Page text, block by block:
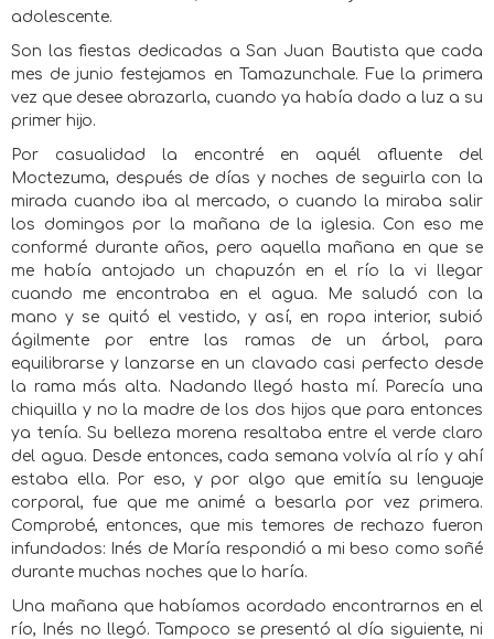
adolescente.
Son las fiestas dedicadas a San Juan Bautista que cada
mes de junio festejamos en Tamazunchale. Fue la primera
vez que desee abrazarla, cuando ya había dado a luz a su
primer hijo.
Por casualidad la encontré en aquél afluente del
Moctezuma, después de días y noches de seguirla con la
mirada cuando iba al mercado, o cuando la miraba salir
los domingos por la mañana de la iglesia. Con eso me
conformé durante años, pero aquella mañana en que se
me había antojado un chapuzón en el río la vi llegar
cuando me encontraba en el agua. Me saludó con la
mano y se quitó el vestido, y así, en ropa interior, subió
ágilmente por entre las ramas de un árbol, para
equilibrarse y lanzarse en un clavado casi perfecto desde
la rama más alta. Nadando llegó hasta mí. Parecía una
chiquilla y no la madre de los dos hijos que para entonces
ya tenía. Su belleza morena resaltaba entre el verde claro
del agua. Desde entonces, cada semana volvía al río y ahí
estaba ella. Por eso, y por algo que emitía su lenguaje
corporal, fue que me animé a besarla por vez primera.
Comprobé, entonces, que mis temores de rechazo fueron
infundados: Inés de María respondió a mi beso como soñé
durante muchas noches que lo haría.
Una mañana que habíamos acordado encontrarnos en el
río, Inés no llegó. Tampoco se presentó al día siguiente, ni